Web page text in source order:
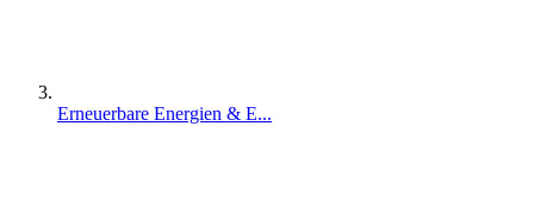
Erneuerbare Energien & E...